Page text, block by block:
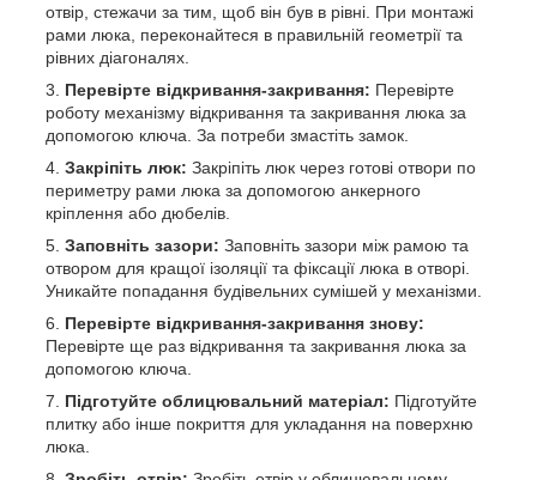
отвір, стежачи за тим, щоб він був в рівні. При монтажі
рами люка, переконайтеся в правильній геометрії та
рівних діагоналях.
Перевірте відкривання-закривання: Перевірте
роботу механізму відкривання та закривання люка за
допомогою ключа. За потреби змастіть замок.
Закріпіть люк: Закріпіть люк через готові отвори по
периметру рами люка за допомогою анкерного
кріплення або дюбелів.
Заповніть зазори: Заповніть зазори між рамою та
отвором для кращої ізоляції та фіксації люка в отворі.
Уникайте попадання будівельних сумішей у механізми.
Перевірте відкривання-закривання знову:
Перевірте ще раз відкривання та закривання люка за
допомогою ключа.
Підготуйте облицювальний матеріал: Підготуйте
плитку або інше покриття для укладання на поверхню
люка.